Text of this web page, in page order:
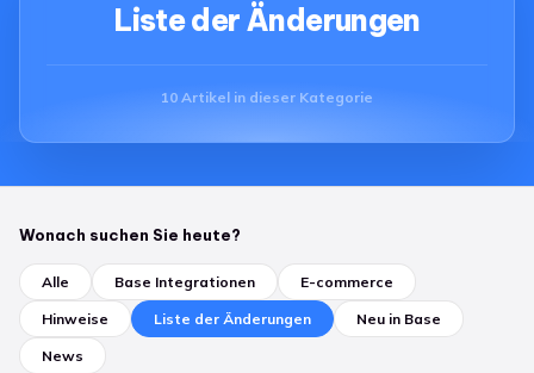
Liste der Änderungen
10 Artikel in dieser Kategorie
Wonach suchen Sie heute?
Alle Base Integrationen E-commerce
Hinweise Liste der Änderungen Neu in Base
News